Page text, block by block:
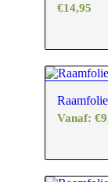
€14,95
Vanaf: €